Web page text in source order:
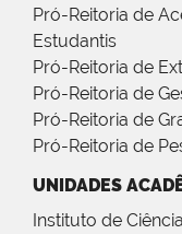
Pró-Reitoria de
Estudantis
Pró-Reitoria de
Pró-Reitoria de
Pró-Reitoria de
Pró-Reitoria de
UNIDADES
Instituto de